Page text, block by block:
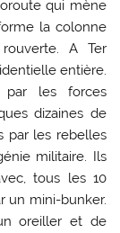
qui mène
la colonne
A Ter
entière.
les forces
dizaines de
par les rebelles
militaire. Ils
tous les 10
un mini-bunker.
oreiller et de